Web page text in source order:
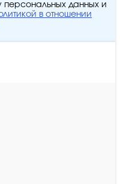
персональных данных и
в отношении